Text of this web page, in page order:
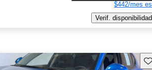
$442/mes
Verif. disponibilidad